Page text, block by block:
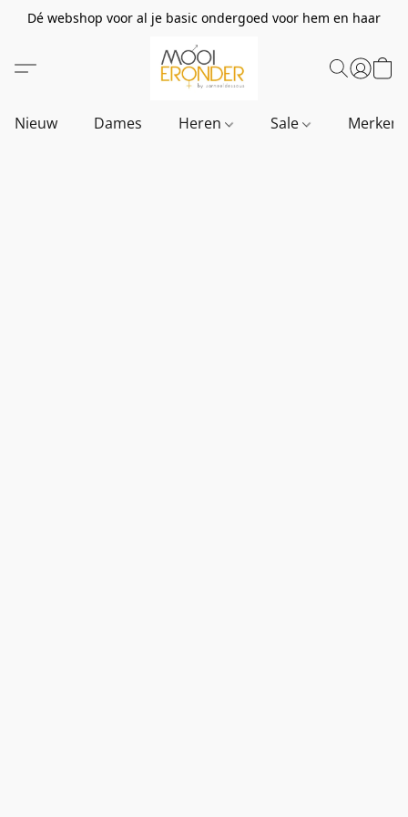
Dé webshop voor al je basic ondergoed voor hem en haar
Nieuw Dames Heren Sale Merken